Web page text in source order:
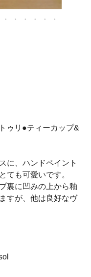
ゥリ●ティーカップ&
に、ハンドペイント
ても可愛いです。
裏に凹みの上から釉
すが、他は良好なヴ